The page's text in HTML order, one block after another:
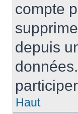
compte
depuis
Haut